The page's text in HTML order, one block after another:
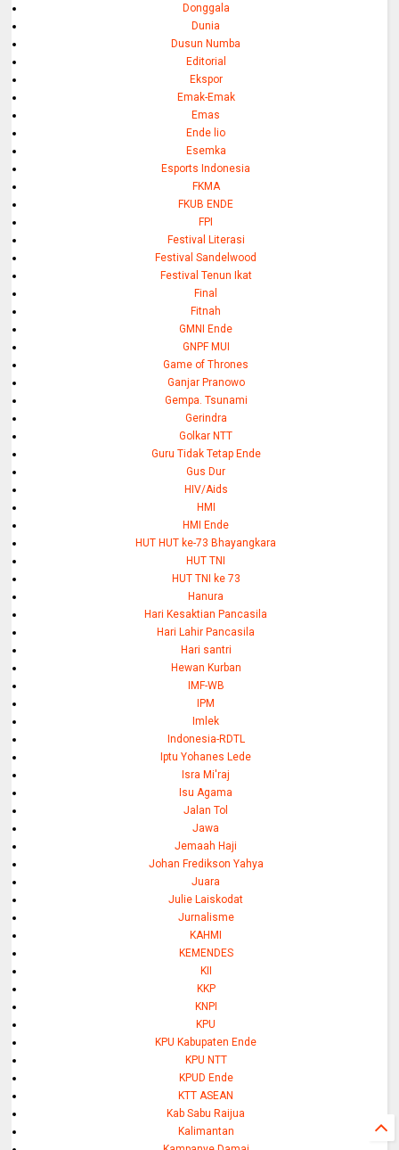
Donggala
Dunia
Dusun Numba
Editorial
Ekspor
Emak-Emak
Emas
Ende lio
Esemka
Esports Indonesia
FKMA
FKUB ENDE
FPI
Festival Literasi
Festival Sandelwood
Festival Tenun Ikat
Final
Fitnah
GMNI Ende
GNPF MUI
Game of Thrones
Ganjar Pranowo
Gempa. Tsunami
Gerindra
Golkar NTT
Guru Tidak Tetap Ende
Gus Dur
HIV/Aids
HMI
HMI Ende
HUT HUT ke-73 Bhayangkara
HUT TNI
HUT TNI ke 73
Hanura
Hari Kesaktian Pancasila
Hari Lahir Pancasila
Hari santri
Hewan Kurban
IMF-WB
IPM
Imlek
Indonesia-RDTL
Iptu Yohanes Lede
Isra Mi'raj
Isu Agama
Jalan Tol
Jawa
Jemaah Haji
Johan Fredikson Yahya
Juara
Julie Laiskodat
Jurnalisme
KAHMI
KEMENDES
KII
KKP
KNPI
KPU
KPU Kabupaten Ende
KPU NTT
KPUD Ende
KTT ASEAN
Kab Sabu Raijua
Kalimantan